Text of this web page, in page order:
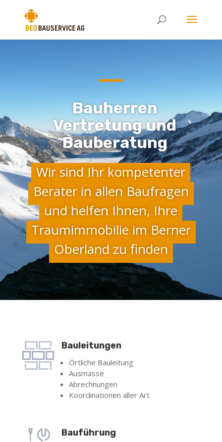
Bauherren
Vertretung und
Bauberatung
Wir sind Ihr kompetenter
Berater in allen Baufragen
und helfen Ihnen, Ihre
Traumimmobilie im Berner
Oberland zu finden
Bauleitungen
Örtliche Bauleitung
Ausmasse
Abrechnungen
Koordinationen aller Art
Bauführung